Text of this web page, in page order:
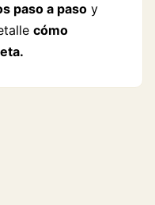
paso a paso y
cómo